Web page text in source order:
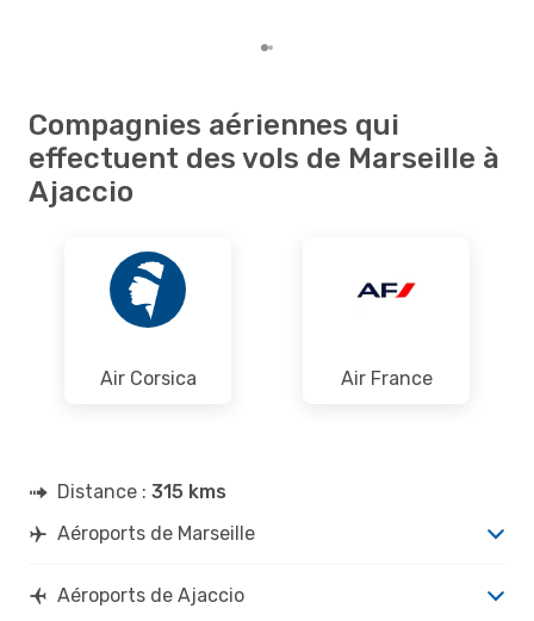
Compagnies aériennes qui
effectuent des vols de Marseille à
Ajaccio
Air Corsica Air France
Distance : 315 kms
Aéroports de Marseille
Aéroports de Ajaccio